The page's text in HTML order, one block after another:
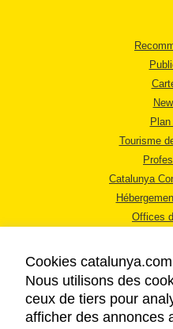
Tourisme
Catalunya
Offices
Cookies catalunya.com
Nous utilisons des
ceux de tiers pour
afficher des annonces